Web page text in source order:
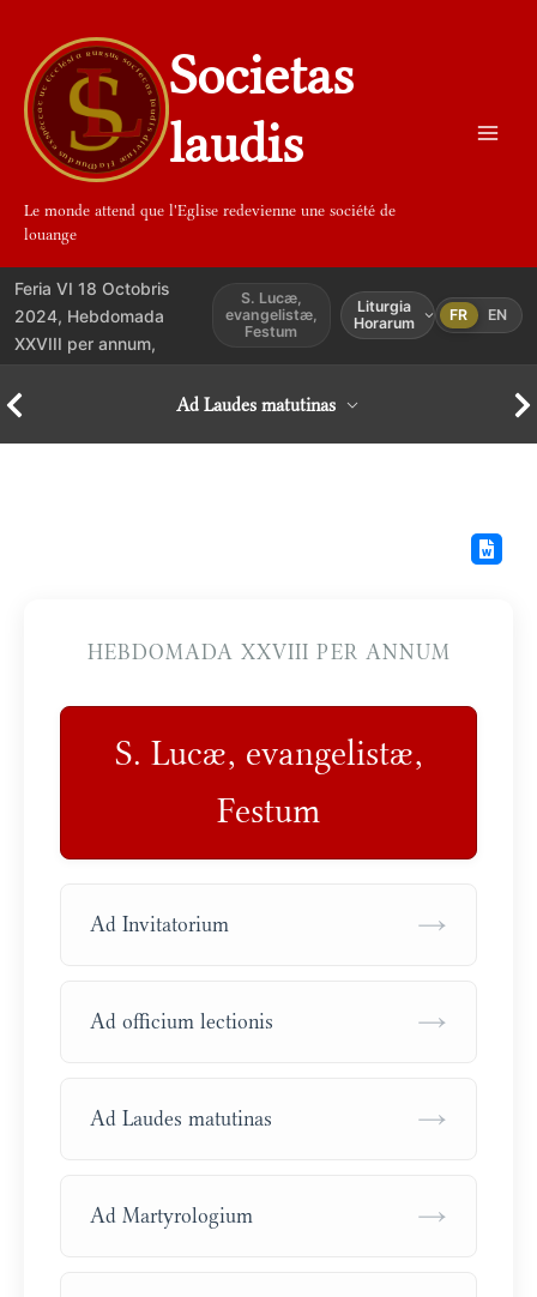
contenu
Societas
laudis
Le monde attend que l'Eglise redevienne une société de
louange
Feria VI 18 Octobris
2024, Hebdomada
XXVIII per annum,
S. Lucæ,
evangelistæ,
Festum
Liturgia
Horarum
FR EN
Ad Laudes matutinas
HEBDOMADA XXVIII PER ANNUM
S. Lucæ, evangelistæ,
Festum
Ad Invitatorium →
Ad officium lectionis →
Ad Laudes matutinas →
Ad Martyrologium →